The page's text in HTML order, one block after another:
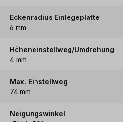
Eckenradius Einlegeplatte
6 mm
Höheneinstellweg/Umdrehung
4 mm
Max. Einstellweg
74 mm
Neigungswinkel